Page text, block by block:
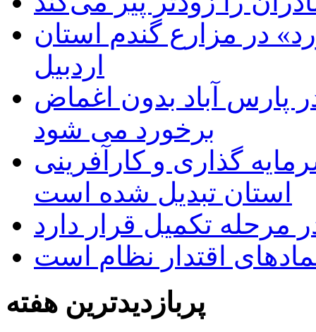
در مزارع گندم استان
اردبیل
پارس آباد بدون اغماض
برخورد می شود
گذاری و کارآفرینی
استان تبدیل شده است
مرحله تکمیل قرار دارد
اقتدار نظام است
پربازدیدترین هفته